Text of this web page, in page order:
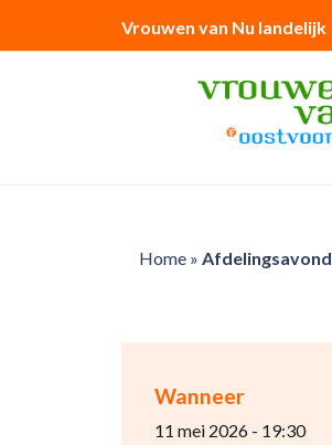
Vrouwen van Nu landelijk
Home» Afdelingsavond
Wanneer
11 mei 2026 - 19:30